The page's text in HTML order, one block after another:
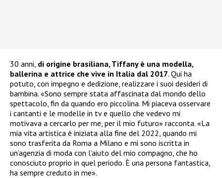
30 anni, di origine brasiliana, Tiffany è una modella,
ballerina e attrice che vive in Italia dal 2017. Qui ha
potuto, con impegno e dedizione, realizzare i suoi desideri di
bambina. «Sono sempre stata affascinata dal mondo dello
spettacolo, fin da quando ero piccolina. Mi piaceva osservare
i cantanti e le modelle in tv e quello che vedevo mi
motivava a cercarlo per me, per il mio futuro» racconta. «La
mia vita artistica è iniziata alla fine del 2022, quando mi
sono trasferita da Roma a Milano e mi sono iscritta in
un’agenzia di moda con l’aiuto del mio compagno, che ho
conosciuto proprio in quel periodo. È una persona fantastica,
ha sempre creduto in me».